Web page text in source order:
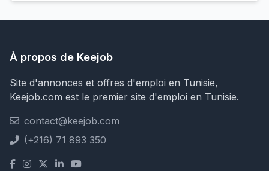
À propos de Keejob
Site d'annonces et offres d'emploi en Tunisie,
Keejob.com est le premier site d'emploi en Tunisie.
contact@keejob.com
(+216) 71 893 350